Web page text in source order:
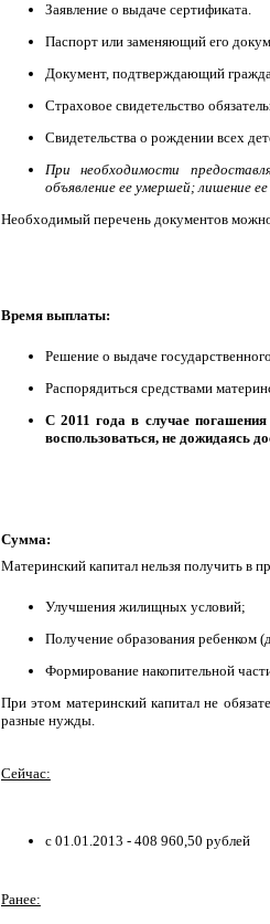
Заявление о выдаче сертификата.
Паспорт или заменяющий его
Документ, подтверждающий
Страховое свидетельство
Свидетельства о рождении всех
При необходимости
объявление ее умершей; лишение
Необходимый перечень документов
Время выплаты:
Решение о выдаче
Распорядиться средствами
С 2011 года в случае погашения
воспользоваться, не дожидаясь
Сумма:
Материнский капитал нельзя получить в
Улучшения жилищных условий;
Получение образования ребенком
Формирование накопительной
При этом материнский капитал не
разные нужды.
Сейчас:
с 01.01.2013 - 408 960,50 рублей
Ранее: